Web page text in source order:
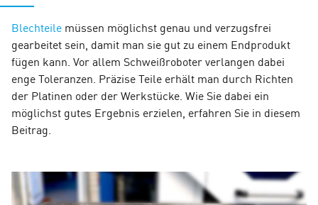
Blechteile müssen möglichst genau und verzugsfrei
gearbeitet sein, damit man sie gut zu einem Endprodukt
fügen kann. Vor allem Schweißroboter verlangen dabei
enge Toleranzen. Präzise Teile erhält man durch Richten
der Platinen oder der Werkstücke. Wie Sie dabei ein
möglichst gutes Ergebnis erzielen, erfahren Sie in diesem
Beitrag.